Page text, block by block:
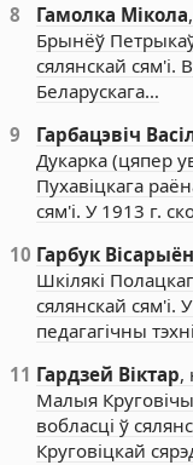
8
Гамолка Мікола
Брынёў
сялянскай сям'і.
Беларускага…
9
Гарбацэвіч
Дукарка (цяпер
Пухавіцкага
сям'і. У 1913 г.
10 Гарбук Вісарыён
Шкілякі
сялянскай сям'і.
педагагічны
11 Гардзей Віктар,
Малыя
вобласці ў
Круговіцкай